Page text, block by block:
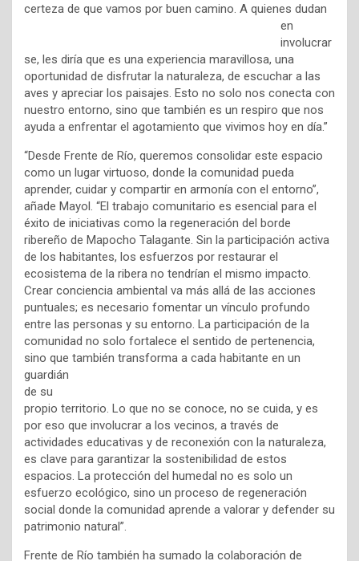
certeza de que vamos por buen camino. A quienes dudan
en
involucrar
se, les diría que es una experiencia maravillosa, una
oportunidad de disfrutar la naturaleza, de escuchar a las
aves y apreciar los paisajes. Esto no solo nos conecta con
nuestro entorno, sino que también es un respiro que nos
ayuda a enfrentar el agotamiento que vivimos hoy en día.”
“Desde Frente de Río, queremos consolidar este espacio
como un lugar virtuoso, donde la comunidad pueda
aprender, cuidar y compartir en armonía con el entorno”,
añade Mayol. “El trabajo comunitario es esencial para el
éxito de iniciativas como la regeneración del borde
ribereño de Mapocho Talagante. Sin la participación activa
de los habitantes, los esfuerzos por restaurar el
ecosistema de la ribera no tendrían el mismo impacto.
Crear conciencia ambiental va más allá de las acciones
puntuales; es necesario fomentar un vínculo profundo
entre las personas y su entorno. La participación de la
comunidad no solo fortalece el sentido de pertenencia,
sino que también transforma a cada habitante en un
guardián
de su
propio territorio. Lo que no se conoce, no se cuida, y es
por eso que involucrar a los vecinos, a través de
actividades educativas y de reconexión con la naturaleza,
es clave para garantizar la sostenibilidad de estos
espacios. La protección del humedal no es solo un
esfuerzo ecológico, sino un proceso de regeneración
social donde la comunidad aprende a valorar y defender su
patrimonio natural”.
Frente de Río también ha sumado la colaboración de